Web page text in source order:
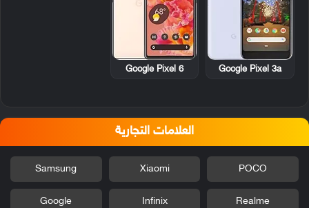
Google Pixel 3a
Google Pixel 6
العلامات التجارية
POCO
Xiaomi
Samsung
Realme
Infinix
Google